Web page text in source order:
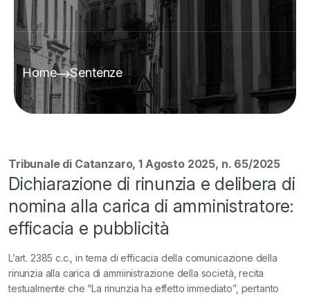
Home Sentenze
Tribunale di Catanzaro, 1 Agosto 2025, n. 65/2025
Dichiarazione di rinunzia e delibera di
nomina alla carica di amministratore:
efficacia e pubblicità
L’art. 2385 c.c., in tema di efficacia della comunicazione della
rinunzia alla carica di amministrazione della società, recita
testualmente che “La rinunzia ha effetto immediato”, pertanto